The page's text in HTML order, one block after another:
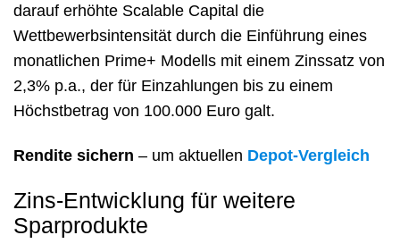
darauf erhöhte Scalable Capital die
Wettbewerbsintensität durch die Einführung eines
monatlichen Prime+ Modells mit einem Zinssatz von
2,3% p.a., der für Einzahlungen bis zu einem
Höchstbetrag von 100.000 Euro galt.
Rendite sichern – um aktuellen Depot-Vergleich
Zins-Entwicklung für weitere
Sparprodukte